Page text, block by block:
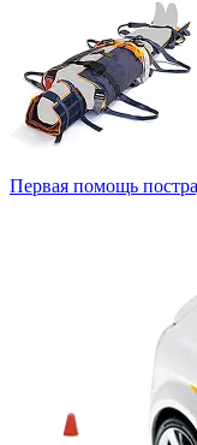
Первая помощь